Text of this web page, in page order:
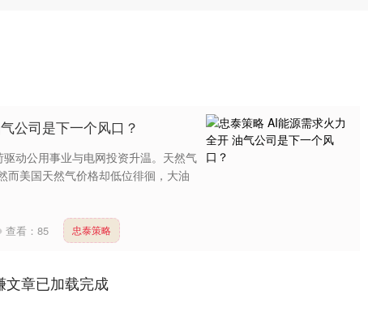
公司是下一个风口？
动公用事业与电网投资升温。天然气
而美国天然气价格却低位徘徊，大油
查看： 85 忠泰策略
文章已加载完成